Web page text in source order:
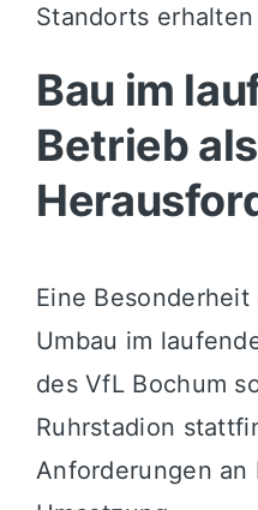
Standorts
Bau im
Betrieb als
Eine
Umbau im
des VfL Bochum
Ruhrstadion
Anforderungen an